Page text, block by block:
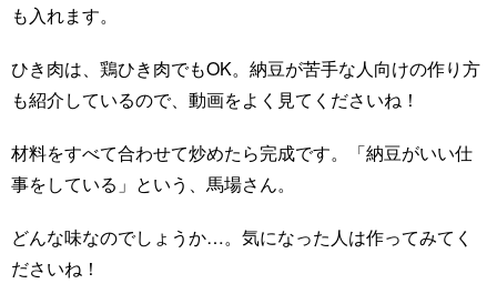
も入れます。
ひき肉は、鶏ひき肉でもOK。納豆が苦手な人向けの作り方
も紹介しているので、動画をよく見てくださいね！
材料をすべて合わせて炒めたら完成です。「納豆がいい仕
事をしている」という、馬場さん。
どんな味なのでしょうか…。気になった人は作ってみてく
ださいね！